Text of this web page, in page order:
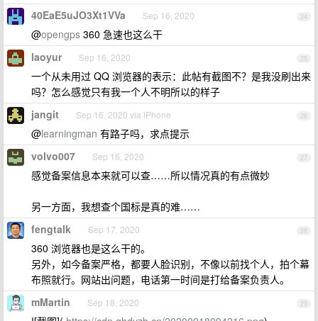
24
40EaE5uJO3Xt1VVa Sep 16, 2020
@opengps 360 急速也这么干
25
laoyur Sep 16, 2020
一个从未用过 QQ 浏览器的表示：此帖有截图不？是我没刷出来
吗？怎么感觉只有我一个人不明所以的样子
26
jangit Sep 16, 2020 via iPhone
@learningman 有路子吗，求点提示
27
volvo007 Sep 16, 2020
感觉备案信息本来就可以查……所以情况真的有点微妙
另一方面，我想查个国标是真的难……
28
fengtalk Sep 17, 2020
360 浏览器也是这么干的。
另外，如今备案严格，都要人脸识别，不像以前找个人，拍个幕
布照就行。网站出问题，电话第一时间是打给备案负责人。
29
mMartin Sep 18, 2020